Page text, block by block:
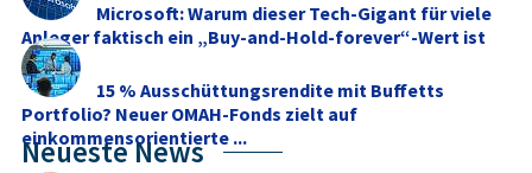
Microsoft: Warum dieser Tech-Gigant für viele
Anleger faktisch ein „Buy-and-Hold-forever“-Wert ist
15 % Ausschüttungsrendite mit Buffetts
Portfolio? Neuer OMAH-Fonds zielt auf
einkommensorientierte ...
Neueste News